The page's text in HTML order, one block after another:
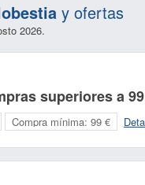
y ofertas
2026.
superiores a
Compra mínima: 99 €